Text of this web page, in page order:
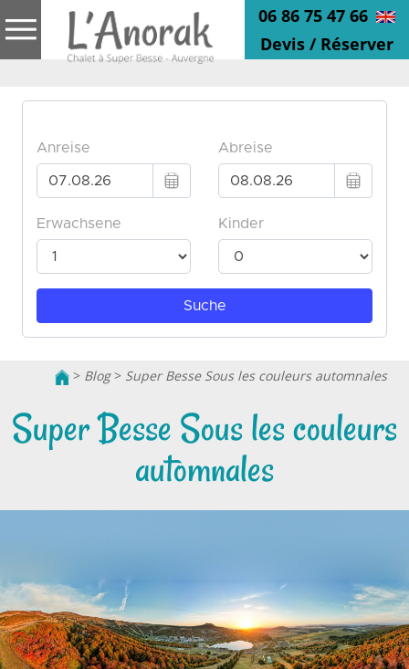
06 86 75 47 66
Devis / Réserver
> Blog> Super Besse Sous les couleurs automnales
Super Besse Sous les couleurs
automnales